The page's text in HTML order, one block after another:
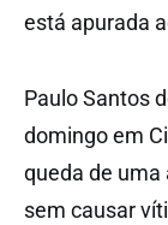
está apurada
Paulo Santos
domingo em
queda de uma
sem causar